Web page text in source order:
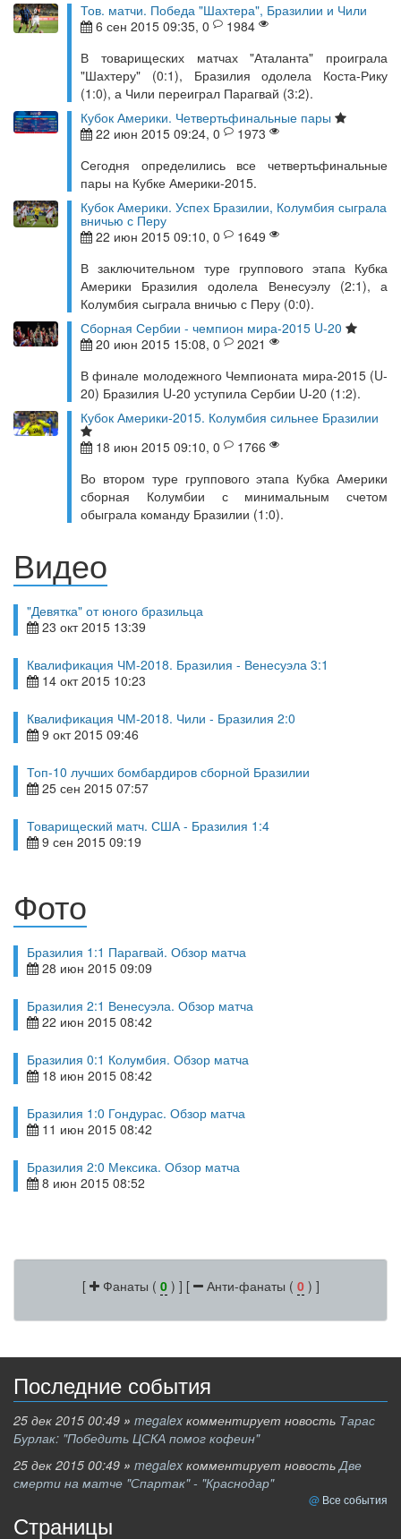
Тов. матчи. Победа "Шахтера", Бразилии и Чили
6 сен 2015 09:35, 0
1984
В товарищеских матчах "Аталанта" проиграла
"Шахтеру" (0:1), Бразилия одолела Коста-Рику
(1:0), а Чили переиграл Парагвай (3:2).
Кубок Америки. Четвертьфинальные пары
22 июн 2015 09:24, 0
1973
Сегодня определились все четвертьфинальные
пары на Кубке Америки-2015.
Кубок Америки. Успех Бразилии, Колумбия сыграла
вничью с Перу
22 июн 2015 09:10, 0
1649
В заключительном туре группового этапа Кубка
Америки Бразилия одолела Венесуэлу (2:1), а
Колумбия сыграла вничью с Перу (0:0).
Сборная Сербии - чемпион мира-2015 U-20
20 июн 2015 15:08, 0
2021
В финале молодежного Чемпионата мира-2015 (U-
20) Бразилия U-20 уступила Сербии U-20 (1:2).
Кубок Америки-2015. Колумбия сильнее Бразилии
18 июн 2015 09:10, 0
1766
Во втором туре группового этапа Кубка Америки
сборная Колумбии с минимальным счетом
обыграла команду Бразилии (1:0).
Видео
"Девятка" от юного бразильца
23 окт 2015 13:39
Квалификация ЧМ-2018. Бразилия - Венесуэла 3:1
14 окт 2015 10:23
Квалификация ЧМ-2018. Чили - Бразилия 2:0
9 окт 2015 09:46
Топ-10 лучших бомбардиров сборной Бразилии
25 сен 2015 07:57
Товарищеский матч. США - Бразилия 1:4
9 сен 2015 09:19
Фото
Бразилия 1:1 Парагвай. Обзор матча
28 июн 2015 09:09
Бразилия 2:1 Венесуэла. Обзор матча
22 июн 2015 08:42
Бразилия 0:1 Колумбия. Обзор матча
18 июн 2015 08:42
Бразилия 1:0 Гондурас. Обзор матча
11 июн 2015 08:42
Бразилия 2:0 Мексика. Обзор матча
8 июн 2015 08:52
[ Фанаты ( 0) ] [ Анти-фанаты ( 0) ]
Последние события
25 дек 2015 00:49 » megalex комментирует новость Тарас
Бурлак: "Победить ЦСКА помог кофеин"
25 дек 2015 00:49 » megalex комментирует новостьДве
смерти на матче "Спартак" - "Краснодар"
Все события
Страницы